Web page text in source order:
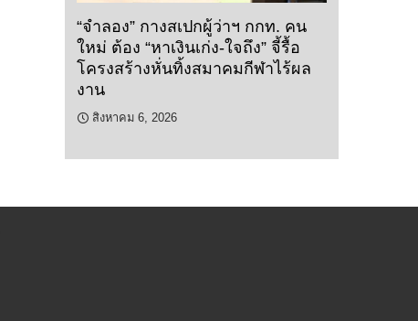
“จำลอง” กางสเปกผู้ว่าฯ กกท. คน
ใหม่ ต้อง “หาเงินเก่ง-ใจถึง” จี้รื้อ
โครงสร้างหั่นทิ้งสมาคมกีฬาไร้ผล
งาน
สิงหาคม 6, 2026